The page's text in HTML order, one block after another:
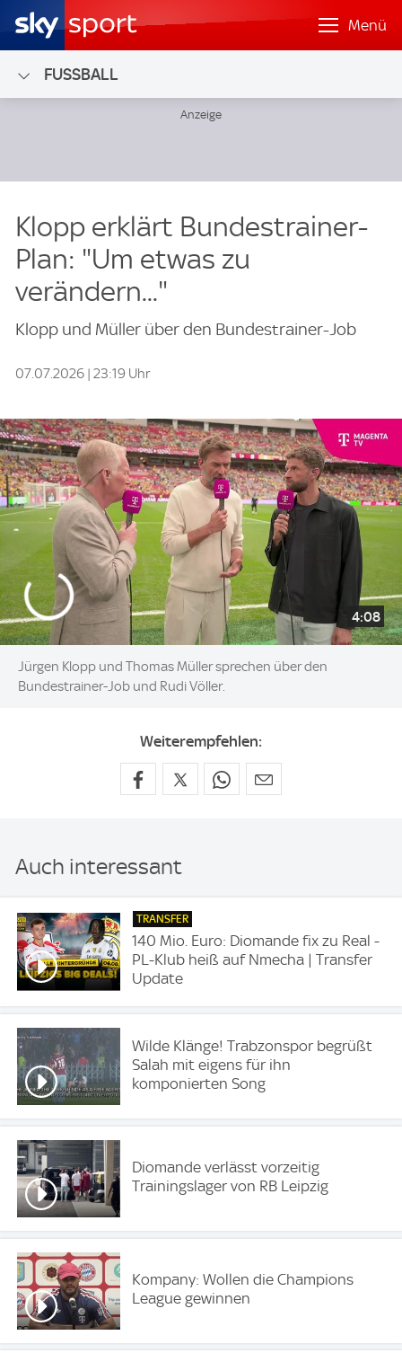
Menü
FUSSBALL
Klopp erklärt Bundestrainer-
Plan: "Um etwas zu
verändern..."
Klopp und Müller über den Bundestrainer-Job
07.07.2026 | 23:19 Uhr
4:08
Jürgen Klopp und Thomas Müller sprechen über den
Bundestrainer-Job und Rudi Völler.
Weiterempfehlen:
Auch interessant
TRANSFER
140 Mio. Euro: Diomande fix zu Real -
PL-Klub heiß auf Nmecha | Transfer
Update
Wilde Klänge! Trabzonspor begrüßt
Salah mit eigens für ihn
komponierten Song
Diomande verlässt vorzeitig
Trainingslager von RB Leipzig
Kompany: Wollen die Champions
League gewinnen